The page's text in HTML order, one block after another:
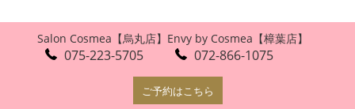
Salon Cosmea【烏丸店】
075-223-5705
Envy by Cosmea【樟葉店】
072-866-1075
ご予約はこちら